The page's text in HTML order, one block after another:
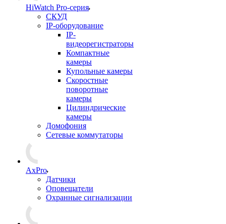
HiWatch Pro-серия
CКУД
IP-оборудование
IP-
видеорегистраторы
Компактные
камеры
Купольные камеры
Скоростные
поворотные
камеры
Цилиндрические
камеры
Домофония
Сетевые коммутаторы
AxPro
Датчики
Оповещатели
Охранные сигнализации